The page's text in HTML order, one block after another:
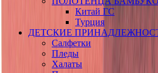
Китай ГС
Турция
ДЕТСКИЕ
Салфетки
Пледы
Халаты